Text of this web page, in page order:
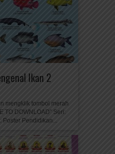
Ikan 2
mengklik tombol merah
TO DOWNLOAD” Seri:
Poster Pendidikan...